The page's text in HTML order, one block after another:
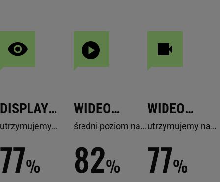
DISPLAY
VIEWABILITY
utrzymujemy
na poziomie
77%
WIDEO
VIEWABILITY
średni poziom na
82%
WIDEO
RATE
utrzymujemy na
77%